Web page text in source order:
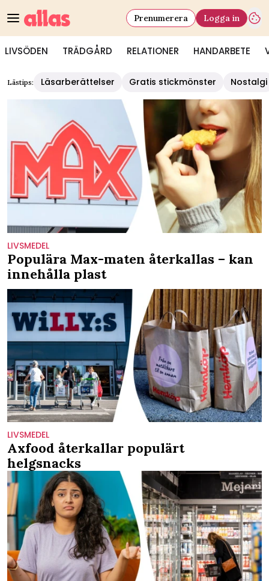
LIVSÖDEN TRÄDGÅRD RELATIONER HANDARBETE
Prenumerera Logga in
Lästips: Läsarberättelser Gratis stickmönster Nostalgi
LIVSMEDEL
Populära Max-maten återkallas – kan
innehålla plast
LIVSMEDEL
Axfood återkallar populärt
helgsnacks